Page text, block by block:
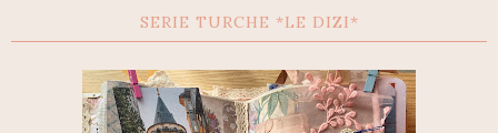
SERIE TURCHE *LE DIZI*